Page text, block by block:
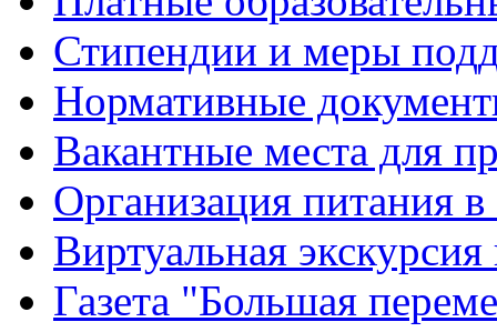
Стипендии и меры
Нормативные
Вакантные места для
Организация питания в
Виртуальная
Газета "Большая